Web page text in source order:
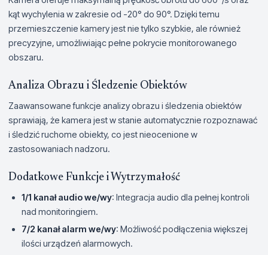
kąt wychylenia w zakresie od -20° do 90°. Dzięki temu
przemieszczenie kamery jest nie tylko szybkie, ale również
precyzyjne, umożliwiając pełne pokrycie monitorowanego
obszaru.
Analiza Obrazu i Śledzenie Obiektów
Zaawansowane funkcje analizy obrazu i śledzenia obiektów
sprawiają, że kamera jest w stanie automatycznie rozpoznawać
i śledzić ruchome obiekty, co jest nieocenione w
zastosowaniach nadzoru.
Dodatkowe Funkcje i Wytrzymałość
1/1 kanał audio we/wy: Integracja audio dla pełnej kontroli
nad monitoringiem.
7/2 kanał alarm we/wy: Możliwość podłączenia większej
ilości urządzeń alarmowych.